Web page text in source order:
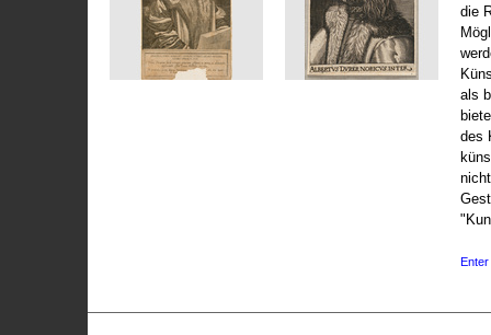
die
als
des
Enter